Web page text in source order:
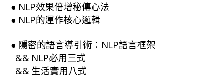
● NLP效果倍增秘傳心法
● NLP的運作核心邏輯
● 隱密的語言導引術：NLP語言框架
&& NLP必用三式
&& 生活實用八式